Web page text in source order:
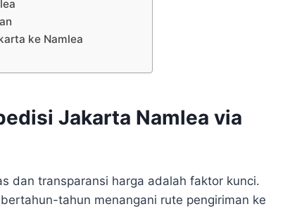
ke Namlea
Jakarta Namlea via
dan transparansi harga adalah faktor kunci.
tahun menangani rute pengiriman ke